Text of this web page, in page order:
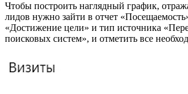
Чтобы построить наглядный график,
лидов нужно зайти в отчет
«Достижение цели» и тип источника
поисковых систем», и отметить все